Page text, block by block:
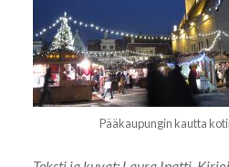
Pääkaupungin kautta